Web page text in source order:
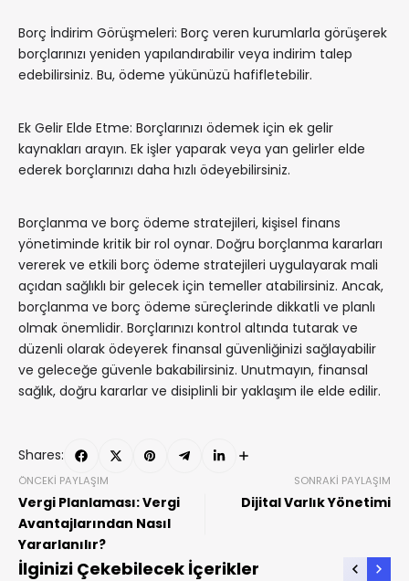
Borç İndirim Görüşmeleri: Borç veren kurumlarla görüşerek
borçlarınızı yeniden yapılandırabilir veya indirim talep
edebilirsiniz. Bu, ödeme yükünüzü hafifletebilir.
Ek Gelir Elde Etme: Borçlarınızı ödemek için ek gelir
kaynakları arayın. Ek işler yaparak veya yan gelirler elde
ederek borçlarınızı daha hızlı ödeyebilirsiniz.
Borçlanma ve borç ödeme stratejileri, kişisel finans
yönetiminde kritik bir rol oynar. Doğru borçlanma kararları
vererek ve etkili borç ödeme stratejileri uygulayarak mali
açıdan sağlıklı bir gelecek için temeller atabilirsiniz. Ancak,
borçlanma ve borç ödeme süreçlerinde dikkatli ve planlı
olmak önemlidir. Borçlarınızı kontrol altında tutarak ve
düzenli olarak ödeyerek finansal güvenliğinizi sağlayabilir
ve geleceğe güvenle bakabilirsiniz. Unutmayın, finansal
sağlık, doğru kararlar ve disiplinli bir yaklaşım ile elde edilir.
Shares:
ÖNCEKI PAYLAŞIM
Vergi Planlaması: Vergi
Avantajlarından Nasıl
Yararlanılır?
SONRAKI PAYLAŞIM
Dijital Varlık Yönetimi
İlginizi Çekebilecek İçerikler